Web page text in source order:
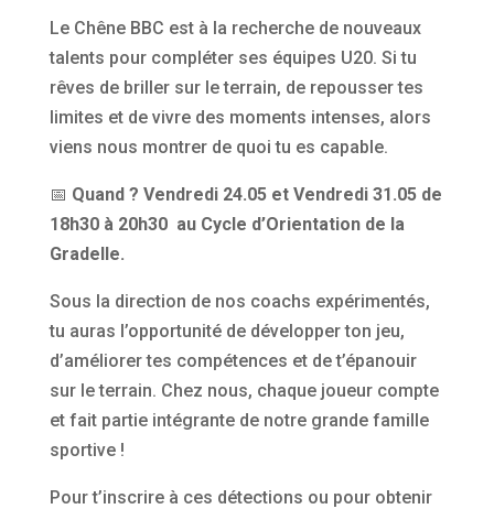
Le Chêne BBC est à la recherche de nouveaux
talents pour compléter ses équipes U20. Si tu
rêves de briller sur le terrain, de repousser tes
limites et de vivre des moments intenses, alors
viens nous montrer de quoi tu es capable.
📅 Quand ? Vendredi 24.05 et Vendredi 31.05 de
18h30 à 20h30 au Cycle d’Orientation de la
Gradelle.
Sous la direction de nos coachs expérimentés,
tu auras l’opportunité de développer ton jeu,
d’améliorer tes compétences et de t’épanouir
sur le terrain. Chez nous, chaque joueur compte
et fait partie intégrante de notre grande famille
sportive !
Pour t’inscrire à ces détections ou pour obtenir